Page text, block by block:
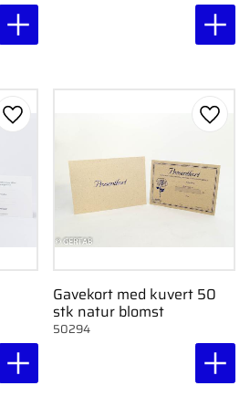
Gem som favorit
Gavekort med kuvert 50
stk natur blomst
50294
Gem